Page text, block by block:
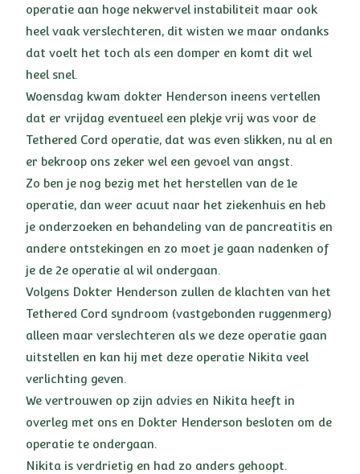
operatie aan hoge nekwervel instabiliteit maar ook
heel vaak verslechteren, dit wisten we maar ondanks
dat voelt het toch als een domper en komt dit wel
heel snel.
Woensdag kwam dokter Henderson ineens vertellen
dat er vrijdag eventueel een plekje vrij was voor de
Tethered Cord operatie, dat was even slikken, nu al en
er bekroop ons zeker wel een gevoel van angst.
Zo ben je nog bezig met het herstellen van de 1e
operatie, dan weer acuut naar het ziekenhuis en heb
je onderzoeken en behandeling van de pancreatitis en
andere ontstekingen en zo moet je gaan nadenken of
je de 2e operatie al wil ondergaan.
Volgens Dokter Henderson zullen de klachten van het
Tethered Cord syndroom (vastgebonden ruggenmerg)
alleen maar verslechteren als we deze operatie gaan
uitstellen en kan hij met deze operatie Nikita veel
verlichting geven.
We vertrouwen op zijn advies en Nikita heeft in
overleg met ons en Dokter Henderson besloten om de
operatie te ondergaan.
Nikita is verdrietig en had zo anders gehoopt.